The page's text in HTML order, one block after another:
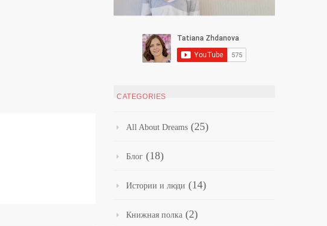
CATEGORIES
All About Dreams (25)
Блог (18)
Истории и люди (14)
Книжная полка (2)